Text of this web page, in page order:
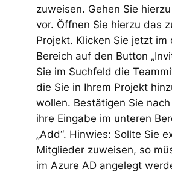
zuweisen. Gehen Sie
vor. Öffnen Sie hierzu das
Projekt. Klicken Sie jetzt im
Bereich auf den Button
Sie im Suchfeld die
die Sie in Ihrem Projekt
wollen. Bestätigen Sie
ihre Eingabe im unteren
„Add“. Hinwies: Sollte Sie
Mitglieder zuweisen, so
im Azure AD angelegt